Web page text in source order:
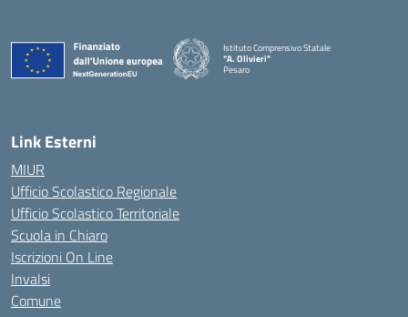
Istituto Comprensivo Statale
"A. Olivieri"
Pesaro
Link Esterni
MIUR
Ufficio Scolastico Regionale
Ufficio Scolastico Territoriale
Scuola in Chiaro
Iscrizioni On Line
Invalsi
Comune